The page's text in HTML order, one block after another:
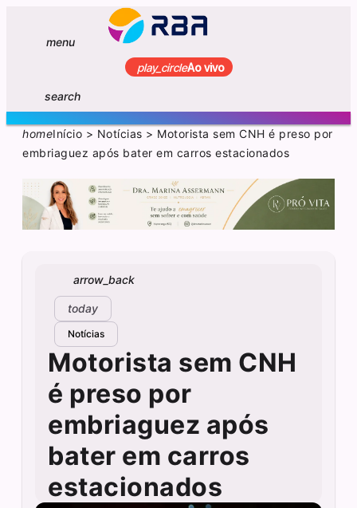
menu
play_circleAo vivo
search
homeInício > Notícias > Motorista sem CNH é preso por
embriaguez após bater em carros estacionados
arrow_back
today
Notícias
Motorista sem CNH
é preso por
embriaguez após
bater em carros
estacionados